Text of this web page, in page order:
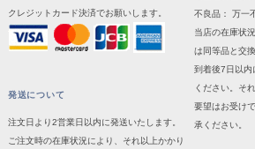
クレジットカード決済でお願いします。
発送について
注文日より2営業日以内に発送いたします。
ご注文時の在庫状況により、それ以上かかり
不良品： 万一
当店の在庫状
は同等品と交
到着後7日以内
ください。そ
要望はお受け
承ください。